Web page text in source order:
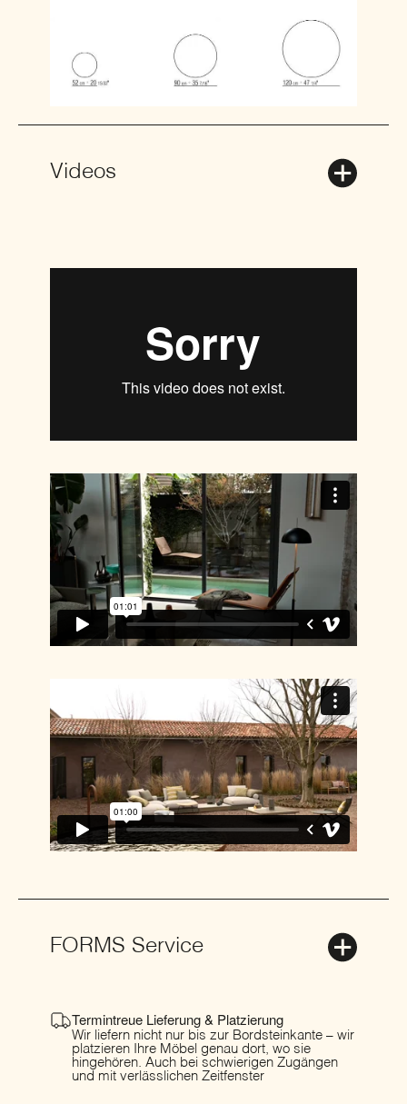
Videos
FORMS Service
Termintreue Lieferung & Platzierung
Wir liefern nicht nur bis zur Bordsteinkante – wir
platzieren Ihre Möbel genau dort, wo sie
hingehören. Auch bei schwierigen Zugängen
und mit verlässlichen Zeitfenster